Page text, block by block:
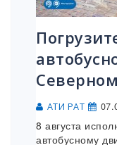
АТИ РАТ
8 августа
автобусному